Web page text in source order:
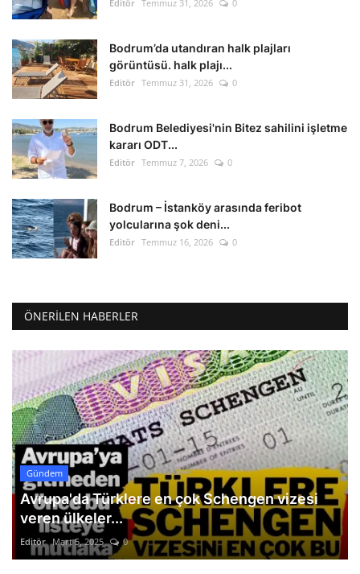
Editör Temmuz 31, 2026 0
Bodrum’da utandıran halk plajları
görüntüsü. halk plajı...
Editör Temmuz 31, 2026 0
Bodrum Belediyesi'nin Bitez sahilini işletme
kararı ODT...
Editör Temmuz 7, 2026 0
Bodrum – İstanköy arasında feribot
yolcularına şok deni...
Editör Temmuz 16, 2026 0
ÖNERILEN HABERLER
Gündem
Avrupa'da Türklere en çok Schengen vizesi
veren ülkeler...
Editör Mart 5, 2025 0